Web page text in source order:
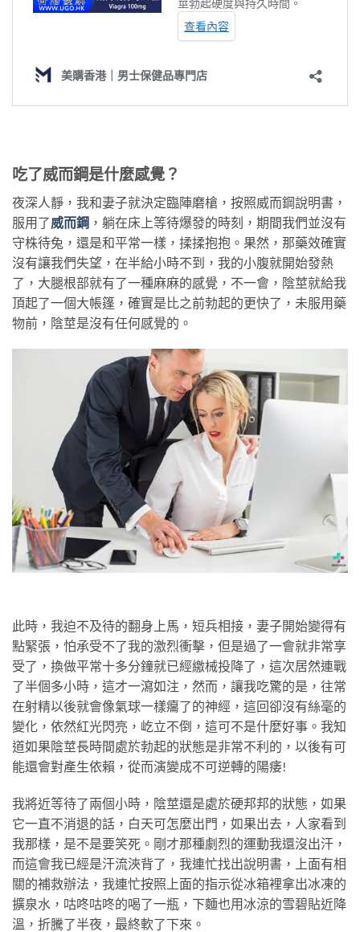
吃了威而鋼是什麼感覺？
夜深人靜，我和妻子就決定臨陣磨槍，按照威而鋼說明書，
服用了威而鋼 ，躺在床上等待爆發的時刻，期間我們並沒有
守株待兔，還是和平常一樣，揉揉抱抱。果然，那藥效確實
沒有讓我們失望，在半給小時不到，我的小腹就開始發熱
了，大腿根部就有了一種麻麻的感覺，不一會，陰莖就給我
頂起了一個大帳篷，確實是比之前勃起的更快了，未服用藥
物前，陰莖是沒有任何感覺的。
此時，我迫不及待的翻身上馬，短兵相接，妻子開始變得有
點緊張，怕承受不了我的激烈衝擊，但是過了一會就非常享
受了，換做平常十多分鐘就已經繳械投降了，這次居然連戰
了半個多小時，這才一瀉如注，然而，讓我吃驚的是，往常
在射精以後就會像氣球一樣癟了的神經，這回卻沒有絲毫的
變化，依然紅光閃亮，屹立不倒，這可不是什麼好事。我知
道如果陰莖長時間處於勃起的狀態是非常不利的，以後有可
能還會對產生依賴，從而演變成不可逆轉的陽痿!
我將近等待了兩個小時，陰莖還是處於硬邦邦的狀態，如果
它一直不消退的話，白天可怎麼出門，如果出去，人家看到
我那樣，是不是要笑死。剛才那種劇烈的運動我還沒出汗，
而這會我已經是汗流浹背了，我連忙找出說明書，上面有相
關的補救辦法，我連忙按照上面的指示從冰箱裡拿出冰凍的
擴泉水，咕咚咕咚的喝了一瓶，下麵也用冰涼的雪碧貼近降
溫，折騰了半夜，最終軟了下來。